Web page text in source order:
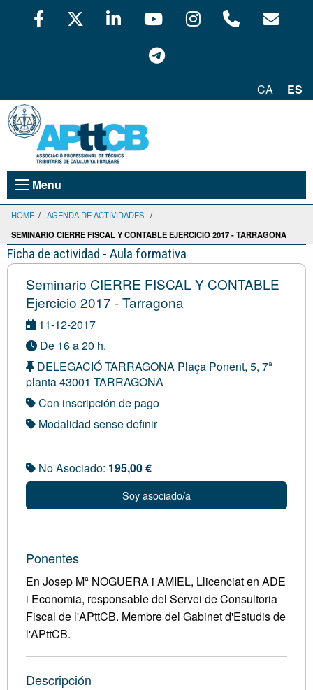
CA ES
Menu
HOME / AGENDA DE ACTIVIDADES /
SEMINARIO CIERRE FISCAL Y CONTABLE EJERCICIO 2017 - TARRAGONA
Ficha de actividad - Aula formativa
Seminario CIERRE FISCAL Y CONTABLE
Ejercicio 2017 - Tarragona
11-12-2017
De 16 a 20 h.
DELEGACIÓ TARRAGONA Plaça Ponent, 5, 7ª
planta 43001 TARRAGONA
Con inscripción de pago
Modalidad sense definir
No Asociado: 195,00 €
Soy asociado/a
Ponentes
En Josep Mª NOGUERA i AMIEL, Llicenciat en ADE
i Economia, responsable del Servei de Consultoria
Fiscal de l'APttCB. Membre del Gabinet d'Estudis de
l'APttCB.
Descripción